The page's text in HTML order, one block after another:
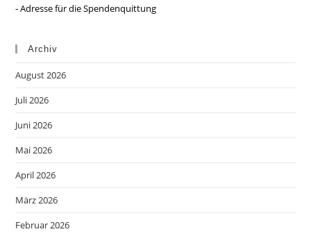
- Adresse für die Spendenquittung
Archiv
August 2026
Juli 2026
Juni 2026
Mai 2026
April 2026
März 2026
Februar 2026